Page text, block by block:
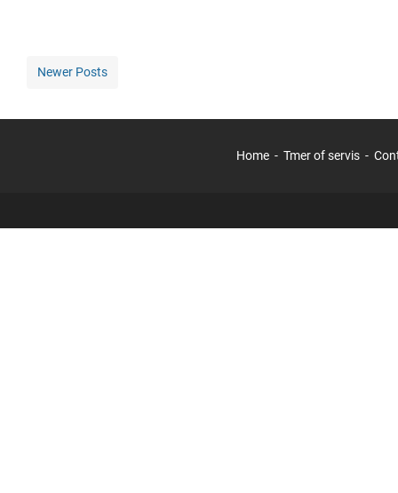
Newer Posts
Home Tmer of servis